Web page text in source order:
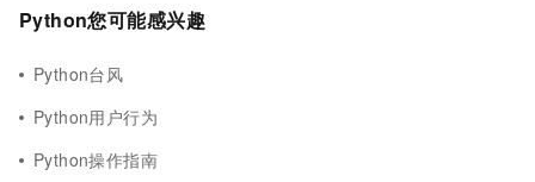
Python您可能感兴趣
Python台风
Python用户行为
Python操作指南